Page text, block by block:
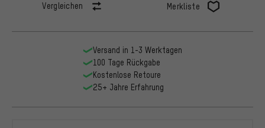
Vergleichen Merkliste
Versand in 1-3 Werktagen
100 Tage Rückgabe
Kostenlose Retoure
25+ Jahre Erfahrung